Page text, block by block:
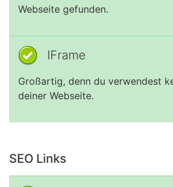
Webseite gefunden.
IFrame
Großartig, denn du verwendest
deiner Webseite.
SEO Links